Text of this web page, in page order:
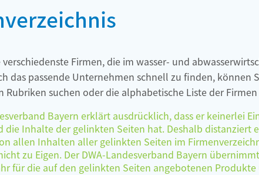
Firmen, die im wasser- und
das passende Unternehmen schnell zu finden, können
Rubriken suchen oder die alphabetische Liste der
Bayern erklärt ausdrücklich, dass er keinerlei
die Inhalte der gelinkten Seiten hat. Deshalb distanziert
allen Inhalten aller gelinkten Seiten im
zu Eigen. Der DWA-Landesverband Bayern
für die auf den gelinkten Seiten angebotenen